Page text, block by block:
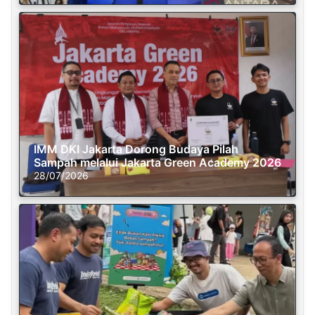
IMM DKI Jakarta Dorong Budaya Pilah
Sampah melalui Jakarta Green Academy 2026
28/07/2026